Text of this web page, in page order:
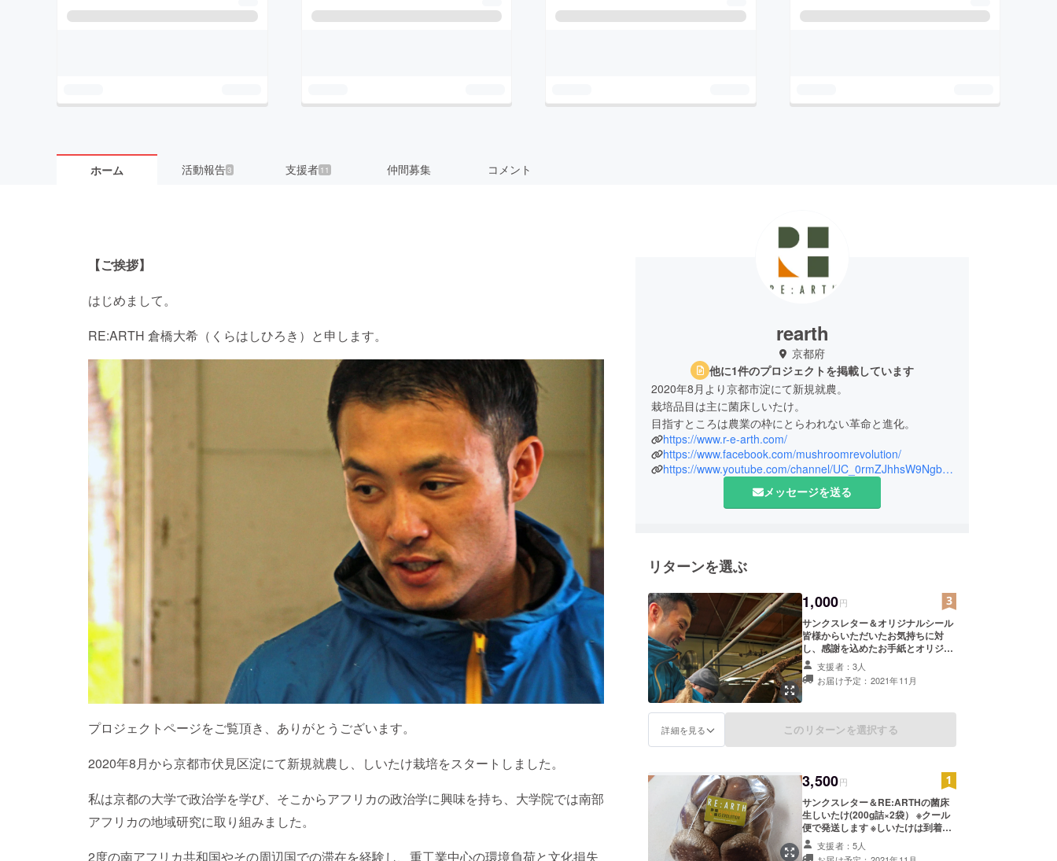
ホーム 活動報告3 支援者 11 仲間募集 コメント
【ご挨拶】
はじめまして。
RE:ARTH 倉橋大希（くらはしひろき）と申します。
プロジェクトページをご覧頂き、ありがとうございます。
2020年8月から京都市伏見区淀にて新規就農し、しいたけ栽培をスタートしました。
私は京都の大学で政治学を学び、そこからアフリカの政治学に興味を持ち、大学院では南部
アフリカの地域研究に取り組みました。
2度の南アフリカ共和国やその周辺国での滞在を経験し、重工業中心の環境負荷と文化損失
rearth
京都府
他に1件のプロジェクトを掲載しています
2020年8月より京都市淀にて新規就農。
栽培品目は主に菌床しいたけ。
目指すところは農業の枠にとらわれない革命と進化。
https://www.r-e-arth.com/
https://www.facebook.com/mushroomrevolution/
https://www.youtube.com/channel/UC_0rmZJhhsW9NgbA5Bu_hPA
メッセージを送る
リターンを選ぶ
1,000円
サンクスレター＆オリジナルシール
皆様からいただいたお気持ちに対
し、感謝を込めたお手紙とオリジナ
ルシールを1枚お送り致します。 こ
のシールはしいたけ販売時に袋に
貼っているものと同じものです。
支援者：3人
お届け予定：2021年11月
詳細を見る このリターンを選択する
3,500円
サンクスレター＆RE:ARTHの菌床
生しいたけ(200g詰×2袋） ※クール
便で発送します ※しいたけは到着
後、袋を開封して冷蔵庫にて保存し
てください ※しいたけはお届け後4
支援者：5人